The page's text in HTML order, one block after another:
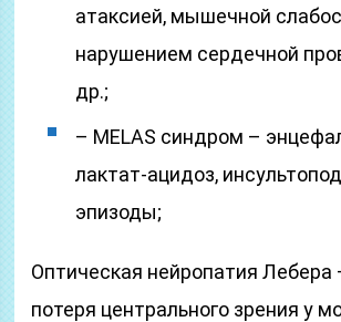
атаксией, мышечной
нарушением сердечной
др.;
– MELAS синдром –
лактат-ацидоз,
эпизоды;
Оптическая нейропатия Лебера
потеря центрального зрения у